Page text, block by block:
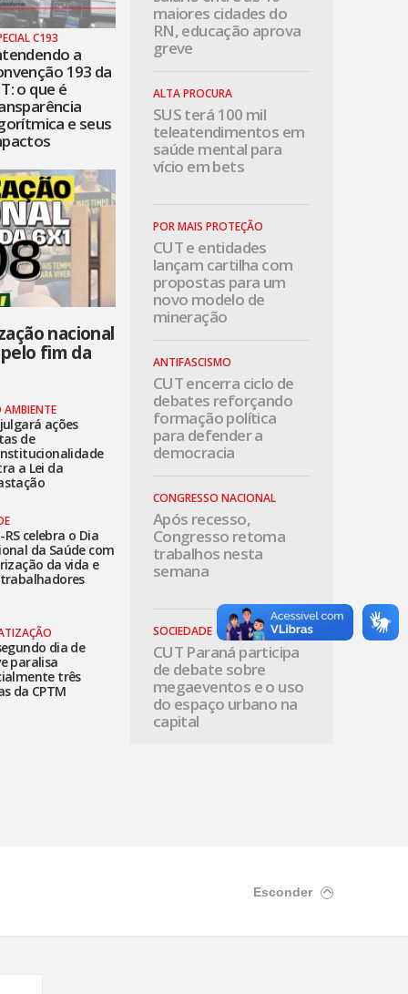
C193
a
193 da
o que é
e seus
nacional
fim da
AMBIENTE
ações
de
a Lei da
RS celebra o Dia
da Saúde com
da vida e
dia de
paralisa
três
da CPTM
maiores cidades do
RN, educação aprova
greve
ALTA PROCURA
SUS terá 100 mil
teleatendimentos em
saúde mental para
vício em bets
POR MAIS PROTEÇÃO
CUT e entidades
lançam cartilha com
propostas para um
novo modelo de
mineração
ANTIFASCISMO
CUT encerra ciclo de
debates reforçando
formação política
para defender a
democracia
CONGRESSO NACIONAL
Após recesso,
Congresso retoma
trabalhos nesta
semana
SOCIEDADE
CUT Paraná participa
de debate sobre
megaeventos e o uso
do espaço urbano na
capital
Esconder